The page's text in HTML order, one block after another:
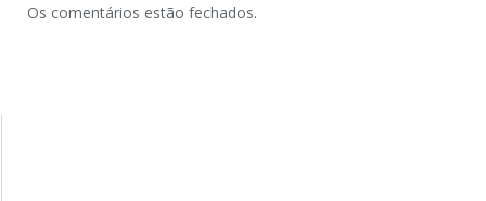
Os comentários estão fechados.